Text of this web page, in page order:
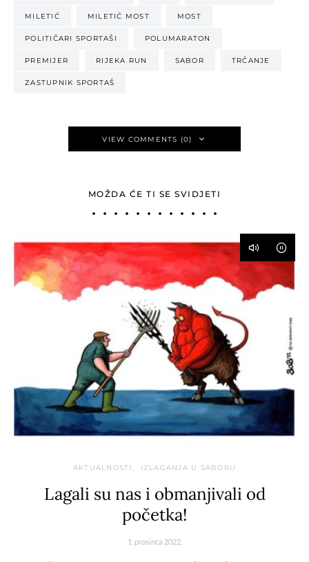
MILETIĆ MILETIĆ MOST MOST
POLITIČARI SPORTAŠI POLUMARATON
PREMIJER RIJEKA RUN SABOR TRČANJE
ZASTUPNIK SPORTAŠ
VIEW COMMENTS (0)
MOŽDA ĆE TI SE SVIDJETI
AKTUALNOSTI IZLAGANJA U SABORU
Lagali su nas i obmanjivali od
početka!
1. prosinca 2022.